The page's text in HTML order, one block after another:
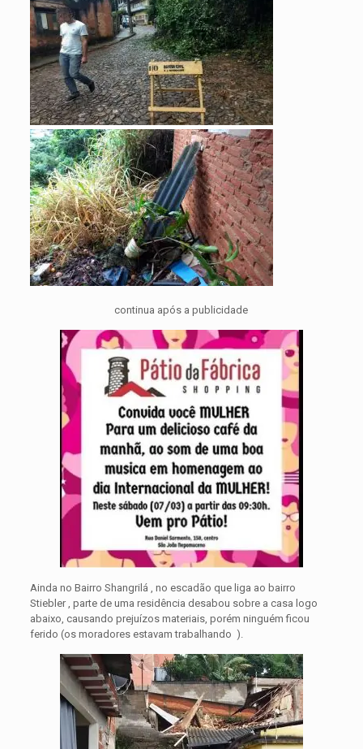
continua após a publicidade
Ainda no Bairro Shangrilá , no escadão que liga ao bairro
Stiebler , parte de uma residência desabou sobre a casa logo
abaixo, causando prejuízos materiais, porém ninguém ficou
ferido (os moradores estavam trabalhando ).